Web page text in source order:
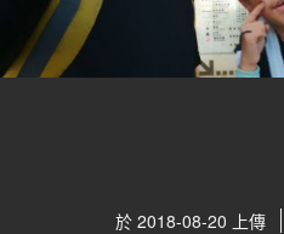
於 2018-08-20 上傳